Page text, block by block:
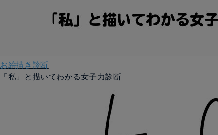
お絵描き診断
「私」と描いてわかる女子力診断